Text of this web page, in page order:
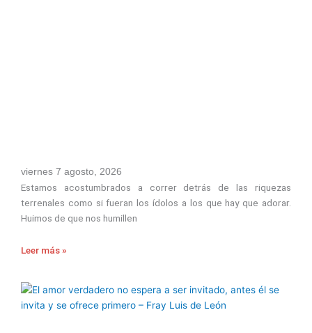
viernes 7 agosto, 2026
Estamos acostumbrados a correr detrás de las riquezas
terrenales como si fueran los ídolos a los que hay que adorar.
Huimos de que nos humillen
Leer más »